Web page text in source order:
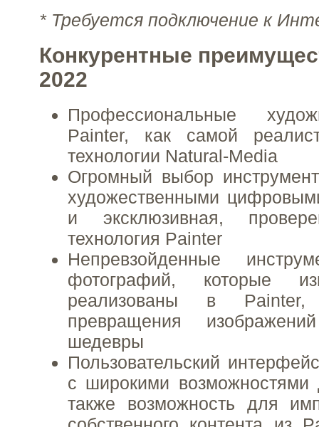
* Требуется подключение к
Конкурентные
2022
Профессиональные
Painter, как самой
технологии Natural-Media
Огромный выбор
художественными
и эксклюзивная,
технология Painter
Непревзойденные
фотографий, которые
реализованы в
превращения
шедевры
Пользовательский
с широкими возможностями
также возможность для